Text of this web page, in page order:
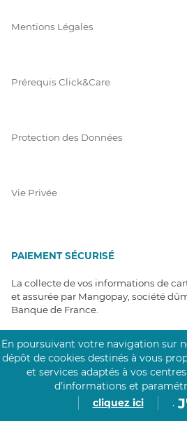
Mentions Légales
Prérequis Click&Care
Protection des Données
Vie Privée
PAIEMENT SÉCURISÉ
La collecte de vos informations de
et assurée par Mangopay, société
Banque de France.
En poursuivant votre navigation sur
dépôt de cookies destinés à vous
et services adaptés à vos
d’informations et
cliquez ici
.